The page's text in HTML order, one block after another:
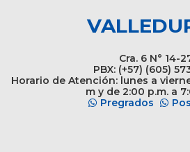
Cra. 6 N° 14-
PBX: (+57) (605)
Horario de Atención: lunes a
m y de 2:00 p.m. a
Pregrados